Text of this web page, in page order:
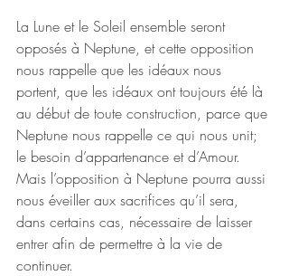
La Lune et le Soleil ensemble seront
opposés à Neptune, et cette opposition
nous rappelle que les idéaux nous
portent, que les idéaux ont toujours été là
au début de toute construction, parce que
Neptune nous rappelle ce qui nous unit;
le besoin d’appartenance et d’Amour.
Mais l’opposition à Neptune pourra aussi
nous éveiller aux sacrifices qu’il sera,
dans certains cas, nécessaire de laisser
entrer afin de permettre à la vie de
continuer.